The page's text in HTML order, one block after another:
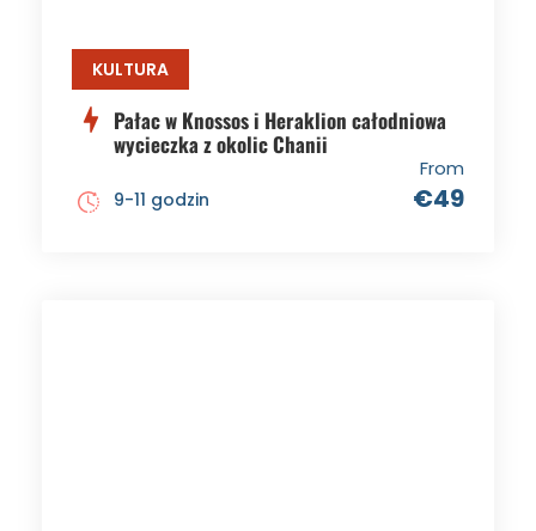
KULTURA
Pałac w Knossos i Heraklion całodniowa
wycieczka z okolic Chanii
From
€49
9-11 godzin